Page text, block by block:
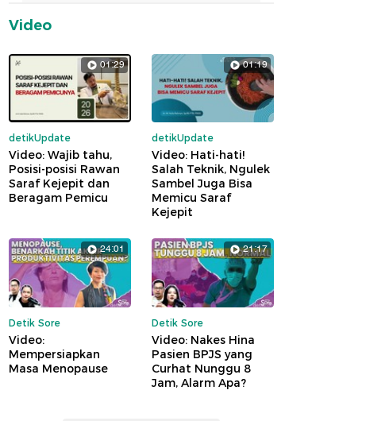
Video
01:29
detikUpdate
Video: Wajib tahu,
Posisi-posisi Rawan
Saraf Kejepit dan
Beragam Pemicu
01:19
detikUpdate
Video: Hati-hati!
Salah Teknik, Ngulek
Sambel Juga Bisa
Memicu Saraf
Kejepit
24:01
Detik Sore
Video:
Mempersiapkan
Masa Menopause
21:17
Detik Sore
Video: Nakes Hina
Pasien BPJS yang
Curhat Nunggu 8
Jam, Alarm Apa?